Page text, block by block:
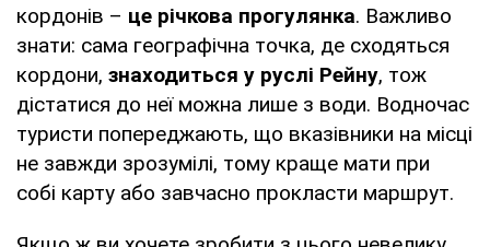
кордонів – це річкова прогулянка. Важливо
знати: сама географічна точка, де сходяться
кордони, знаходиться у руслі Рейну, тож
дістатися до неї можна лише з води. Водночас
туристи попереджають, що вказівники на місці
не завжди зрозумілі, тому краще мати при
собі карту або завчасно прокласти маршрут.